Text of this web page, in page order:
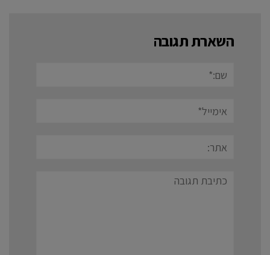
השארת תגובה
תגובה